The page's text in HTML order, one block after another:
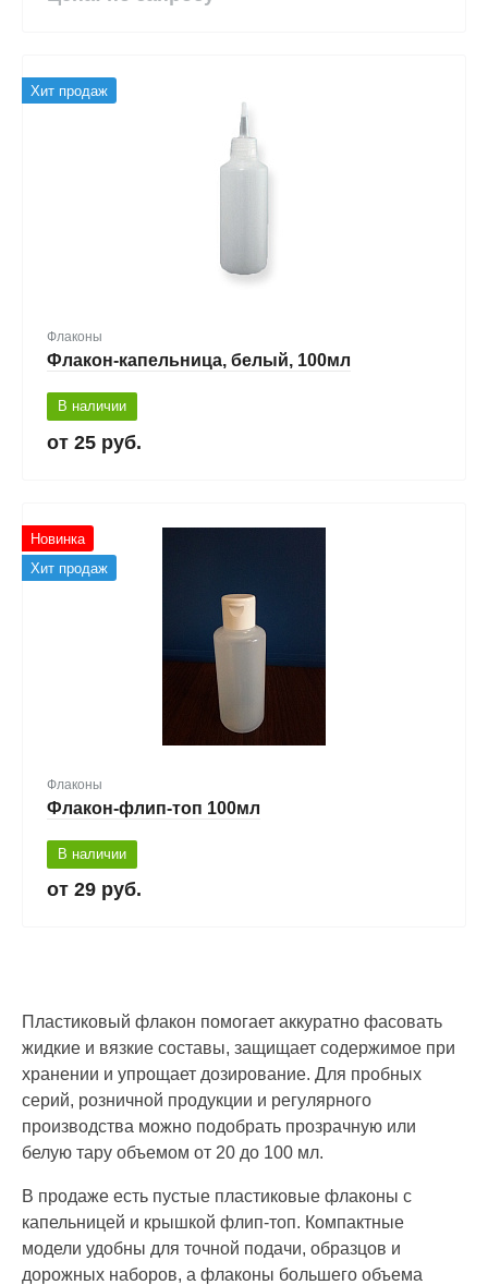
Хит продаж
Флаконы
Флакон-капельница, белый, 100мл
В наличии
25 руб.
Новинка
Хит продаж
Флаконы
Флакон-флип-топ 100мл
В наличии
29 руб.
Пластиковый флакон помогает аккуратно фасовать
жидкие и вязкие составы, защищает содержимое при
хранении и упрощает дозирование. Для пробных
серий, розничной продукции и регулярного
производства можно подобрать прозрачную или
белую тару объемом от 20 до 100 мл.
В продаже есть пустые пластиковые флаконы с
капельницей и крышкой флип-топ. Компактные
модели удобны для точной подачи, образцов и
дорожных наборов, а флаконы большего объема